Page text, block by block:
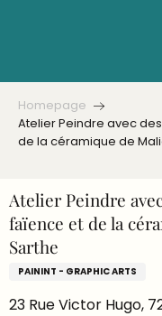
Homepage
Atelier Peindre avec
de la céramique de
Atelier Peindre
faïence et de la
Sarthe
PAININT - GRAPHIC ARTS
23 Rue Victor Hugo,